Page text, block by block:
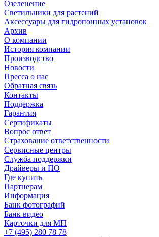
Озеленение
Светильники для растений
Аксессуары для гидропонных установок
Архив
О компании
История компании
Производство
Новости
Пресса о нас
Обратная связь
Контакты
Поддержка
Гарантия
Сертификаты
Вопрос ответ
Страхование ответственности
Сервисные центры
Служба поддержки
Драйверы и ПО
Где купить
Партнерам
Информация
Банк фотографий
Банк видео
Карточки для МП
+7 (495) 280 78 78